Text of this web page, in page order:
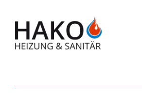
Inhalt
springen